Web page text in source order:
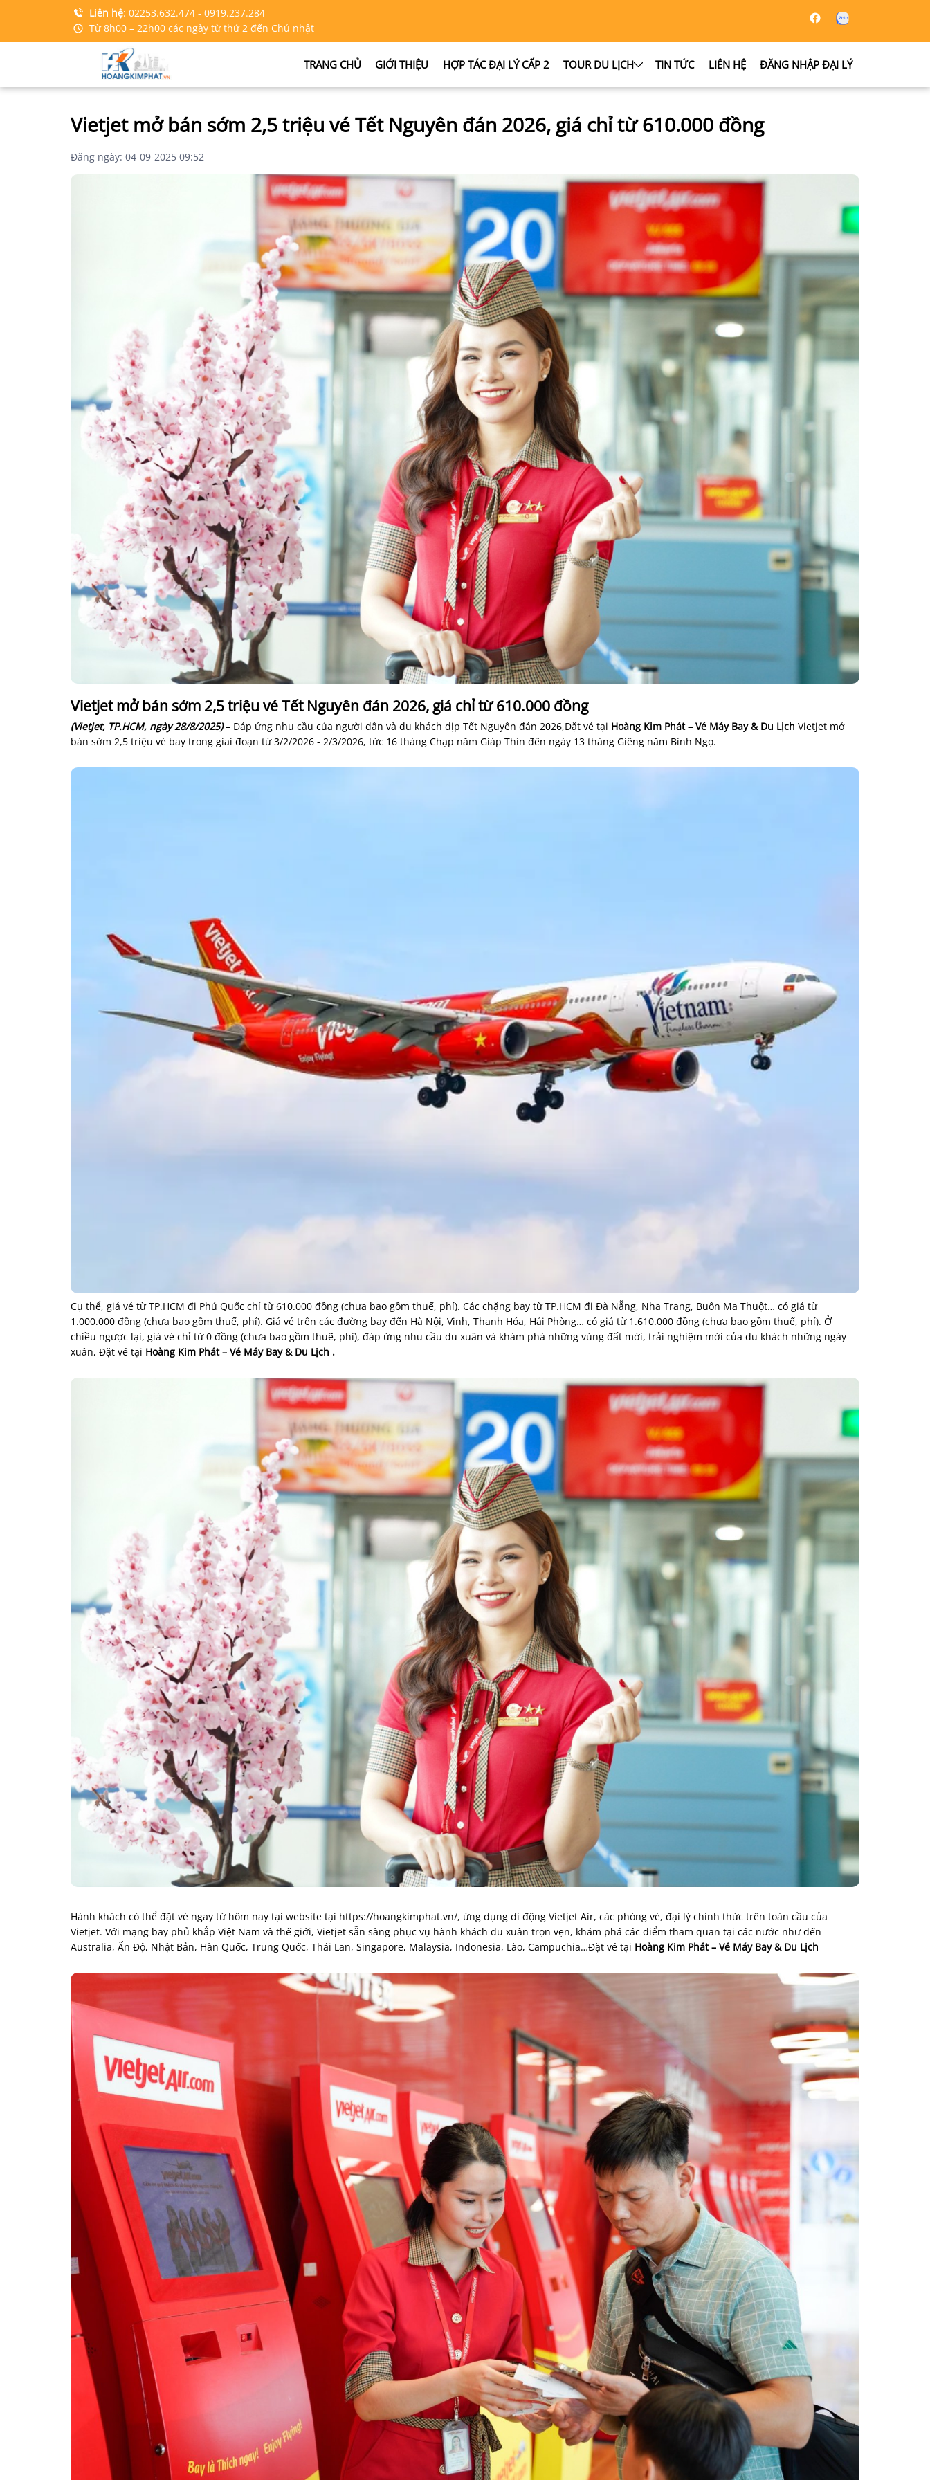
Liên hệ: 02253.632.474 - 0919.237.284
Từ 8h00 – 22h00 các ngày từ thứ 2 đến Chủ nhật
TRANG CHỦ GIỚI THIỆU HỢP TÁC ĐẠI LÝ CẤP 2 TOUR DU LỊCH TIN TỨC LIÊN HỆ ĐĂNG NHẬP ĐẠI LÝ
Vietjet mở bán sớm 2,5 triệu vé Tết Nguyên đán 2026, giá chỉ từ 610.000 đồng
Đăng ngày: 04-09-2025 09:52
Vietjet mở bán sớm 2,5 triệu vé Tết Nguyên đán 2026, giá chỉ từ 610.000 đồng
(Vietjet, TP.HCM, ngày 28/8/2025)– Đáp ứng nhu cầu của người dân và du khách dịp Tết Nguyên đán 2026,Đặt vé tại Hoàng Kim Phát – Vé Máy Bay & Du Lịch Vietjet mở
bán sớm 2,5 triệu vé bay trong giai đoạn từ 3/2/2026 - 2/3/2026, tức 16 tháng Chạp năm Giáp Thìn đến ngày 13 tháng Giêng năm Bính Ngọ.
Cụ thể, giá vé từ TP.HCM đi Phú Quốc chỉ từ 610.000 đồng (chưa bao gồm thuế, phí). Các chặng bay từ TP.HCM đi Đà Nẵng, Nha Trang, Buôn Ma Thuột… có giá từ
1.000.000 đồng (chưa bao gồm thuế, phí). Giá vé trên các đường bay đến Hà Nội, Vinh, Thanh Hóa, Hải Phòng… có giá từ 1.610.000 đồng (chưa bao gồm thuế, phí). Ở
chiều ngược lại, giá vé chỉ từ 0 đồng (chưa bao gồm thuế, phí), đáp ứng nhu cầu du xuân và khám phá những vùng đất mới, trải nghiệm mới của du khách những ngày
xuân, Đặt vé tại Hoàng Kim Phát – Vé Máy Bay & Du Lịch .
Hành khách có thể đặt vé ngay từ hôm nay tại website tại https://hoangkimphat.vn/, ứng dụng di động Vietjet Air, các phòng vé, đại lý chính thức trên toàn cầu của
Vietjet. Với mạng bay phủ khắp Việt Nam và thế giới, Vietjet sẵn sàng phục vụ hành khách du xuân trọn vẹn, khám phá các điểm tham quan tại các nước như đến
Australia, Ấn Độ, Nhật Bản, Hàn Quốc, Trung Quốc, Thái Lan, Singapore, Malaysia, Indonesia, Lào, Campuchia…Đặt vé tại Hoàng Kim Phát – Vé Máy Bay & Du Lịch